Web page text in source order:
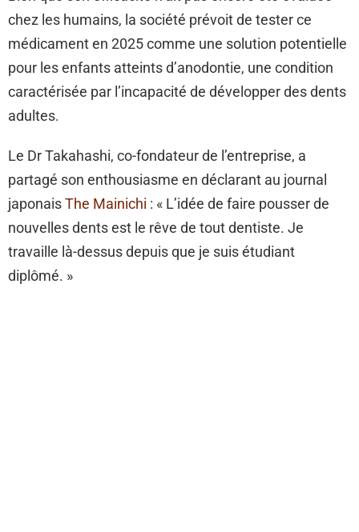
chez les humains, la société prévoit de tester ce
médicament en 2025 comme une solution potentielle
pour les enfants atteints d’anodontie, une condition
caractérisée par l’incapacité de développer des dents
adultes.
Le Dr Takahashi, co-fondateur de l’entreprise, a
partagé son enthousiasme en déclarant au journal
japonaisThe Mainichi : « L’idée de faire pousser de
nouvelles dents est le rêve de tout dentiste. Je
travaille là-dessus depuis que je suis étudiant
diplômé. »